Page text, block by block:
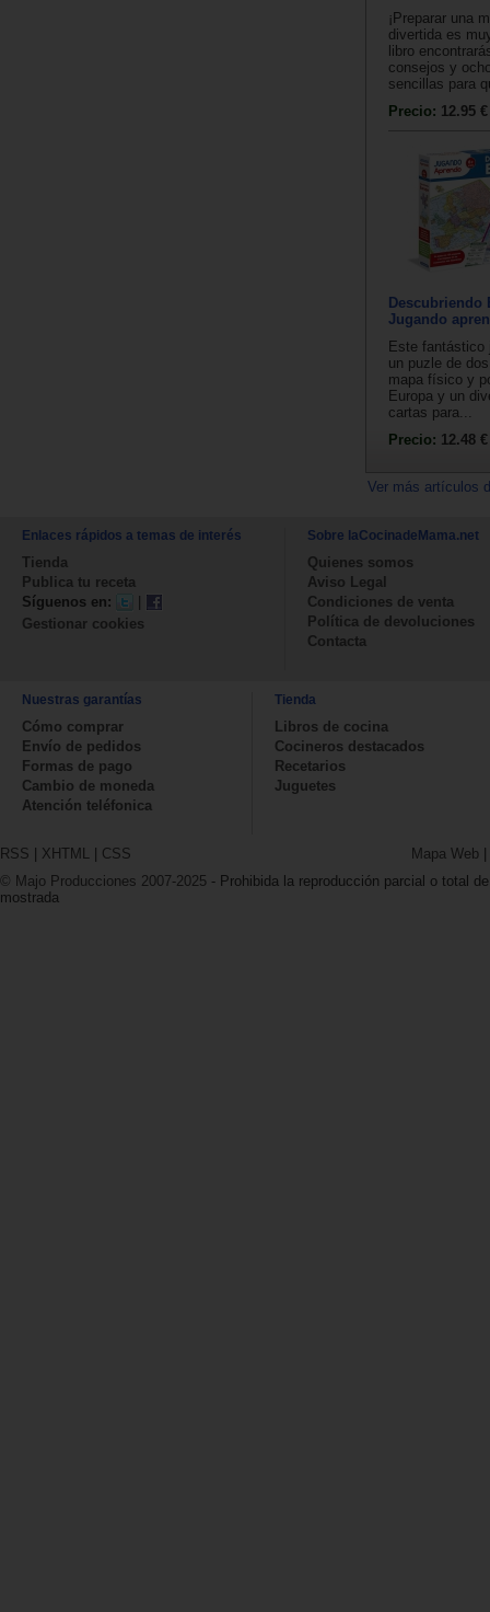
¡Preparar una
divertida es
libro
consejos y
sencillas para
Precio: 12.95 €
Descubriendo
Jugando
Este fantástico
un puzle de
mapa físico y
Europa y un
cartas para...
Precio: 12.48 €
Ver más artículos
Enlaces rápidos a temas de interés
Tienda
Publica tu receta
Síguenos en:
|
Gestionar cookies
Sobre laCocinadeMama.net
Quienes somos
Aviso Legal
Condiciones de venta
Política de devoluciones
Contacta
Nuestras garantías
Cómo comprar
Envío de pedidos
Formas de pago
Cambio de moneda
Atención teléfonica
Tienda
Libros de cocina
Cocineros destacados
Recetarios
Juguetes
RSS | XHTML | CSS Mapa Web |
© Majo Producciones 2007-2025 - Prohibida la reproducción parcial o total
mostrada